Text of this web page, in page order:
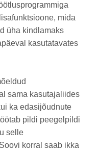
mida
üha kindlamaks
kasutatavates
sama kasutajaliides
ka edasijõudnute
pildi peegelpildi
selle
korral saab ikka